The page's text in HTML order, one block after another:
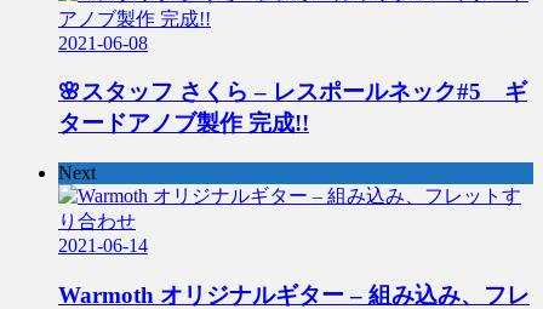
2021-06-08
🌸スタッフ さくら – レスポールネック#5 ギ
タードアノブ製作 完成!!
Next
2021-06-14
Warmoth オリジナルギター – 組み込み、フレ